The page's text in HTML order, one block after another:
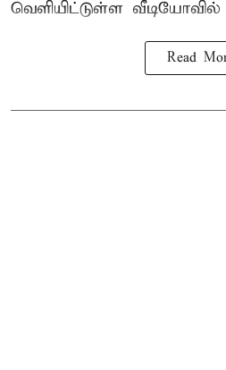
வெளியிட்டுள்ள வீடியோவில்
Read